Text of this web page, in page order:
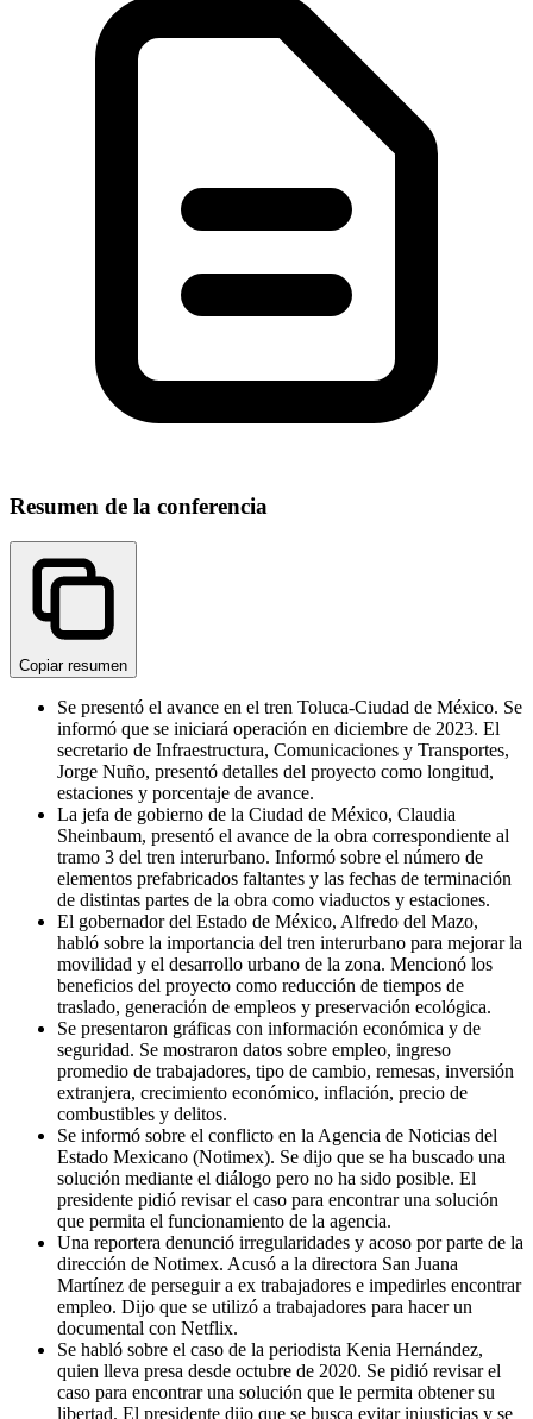
Resumen de la conferencia
Copiar resumen
Se presentó el avance en el tren Toluca-Ciudad de México. Se
informó que se iniciará operación en diciembre de 2023. El
secretario de Infraestructura, Comunicaciones y Transportes,
Jorge Nuño, presentó detalles del proyecto como longitud,
estaciones y porcentaje de avance.
La jefa de gobierno de la Ciudad de México, Claudia
Sheinbaum, presentó el avance de la obra correspondiente al
tramo 3 del tren interurbano. Informó sobre el número de
elementos prefabricados faltantes y las fechas de terminación
de distintas partes de la obra como viaductos y estaciones.
El gobernador del Estado de México, Alfredo del Mazo,
habló sobre la importancia del tren interurbano para mejorar la
movilidad y el desarrollo urbano de la zona. Mencionó los
beneficios del proyecto como reducción de tiempos de
traslado, generación de empleos y preservación ecológica.
Se presentaron gráficas con información económica y de
seguridad. Se mostraron datos sobre empleo, ingreso
promedio de trabajadores, tipo de cambio, remesas, inversión
extranjera, crecimiento económico, inflación, precio de
combustibles y delitos.
Se informó sobre el conflicto en la Agencia de Noticias del
Estado Mexicano (Notimex). Se dijo que se ha buscado una
solución mediante el diálogo pero no ha sido posible. El
presidente pidió revisar el caso para encontrar una solución
que permita el funcionamiento de la agencia.
Una reportera denunció irregularidades y acoso por parte de la
dirección de Notimex. Acusó a la directora San Juana
Martínez de perseguir a ex trabajadores e impedirles encontrar
empleo. Dijo que se utilizó a trabajadores para hacer un
documental con Netflix.
Se habló sobre el caso de la periodista Kenia Hernández,
quien lleva presa desde octubre de 2020. Se pidió revisar el
caso para encontrar una solución que le permita obtener su
libertad. El presidente dijo que se busca evitar injusticias y se